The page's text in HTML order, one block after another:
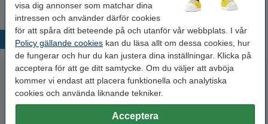
visa dig annonser som matchar dina
intressen och använder därför cookies
för att spåra ditt beteende på och utanför vår webbplats. I vår
Policy gällande cookies kan du läsa allt om dessa cookies, hur
de fungerar och hur du kan justera dina inställningar. Klicka på
acceptera för att ge ditt samtycke. Om du väljer att avböja
kommer vi endast att placera funktionella och analytiska
cookies och använda liknande tekniker.
Acceptera
Populära produkter